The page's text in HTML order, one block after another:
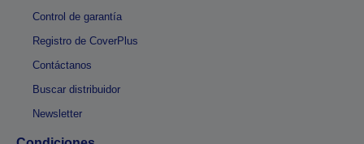
Control de garantía
Registro de CoverPlus
Contáctanos
Buscar distribuidor
Newsletter